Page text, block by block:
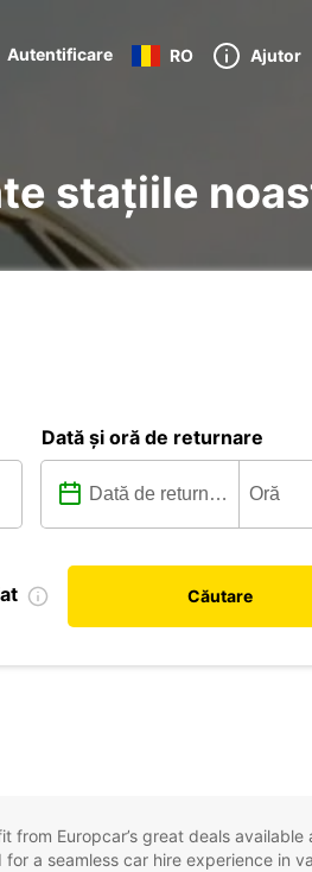
Autentificare RO Ajutor
stațiile
Dată și oră de returnare
Căutare
from Europcar’s great deals available
for a seamless car hire experience in